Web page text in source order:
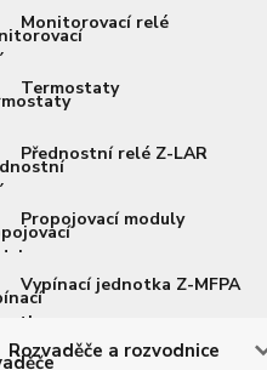
Monitorovací relé
Termostaty
Přednostní relé Z-LAR
Propojovací moduly
Vypínací jednotka Z-MFPA
Rozvaděče a rozvodnice